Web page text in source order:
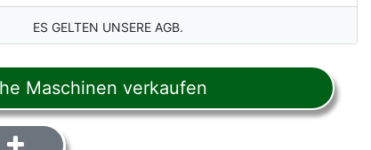
ES GELTEN UNSERE AGB.
Maschinen verkaufen